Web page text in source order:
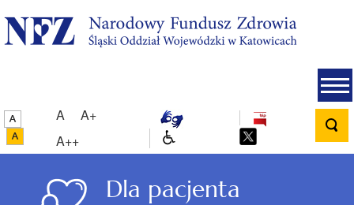
A
A+
A++
Dla pacjenta